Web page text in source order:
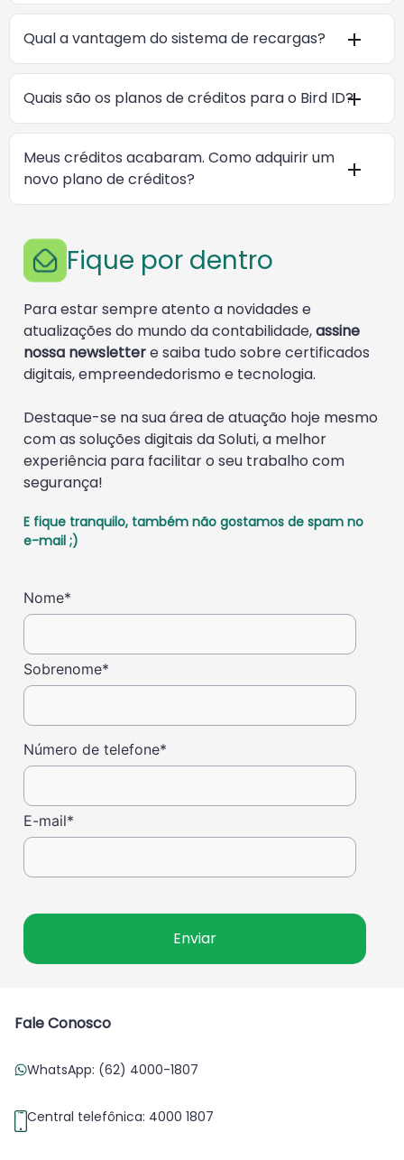
Qual a vantagem do sistema de recargas?
Quais são os planos de créditos para o Bird ID?
Meus créditos acabaram. Como adquirir um
novo plano de créditos?
Fique por dentro
Para estar sempre atento a novidades e
atualizações do mundo da contabilidade,assine
nossa newslettere saiba tudo sobre certificados
digitais, empreendedorismo e tecnologia.
Destaque-se na sua área de atuação hoje mesmo
com as soluções digitais da Soluti, a melhor
experiência para facilitar o seu trabalho com
segurança!
E fique tranquilo, também não gostamos de spam no
e-mail ;)
Nome*
Sobrenome*
Número de telefone*
E-mail*
Fale Conosco
WhatsApp: (62) 4000-1807
Central telefônica: 4000 1807